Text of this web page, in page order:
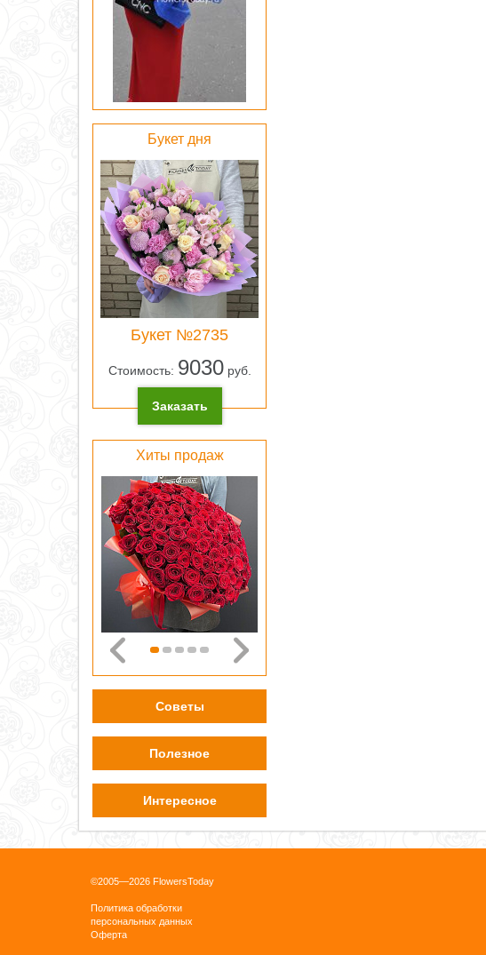
Букет дня
Букет №2735
Стоимость: 9030руб.
Заказать
Хиты продаж
Советы
Полезное
Интересное
©2005—2026 FlowersToday
Политика обработки
персональных данных
Оферта